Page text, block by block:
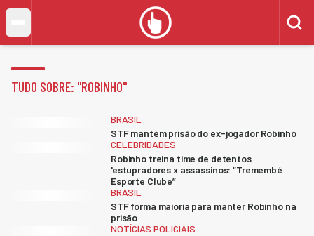
TUDO SOBRE: "ROBINHO"
BRASIL
STF mantém prisão do ex-jogador Robinho
CELEBRIDADES
Robinho treina time de detentos
'estupradores x assassinos: “Tremembé
Esporte Clube”
BRASIL
STF forma maioria para manter Robinho na
prisão
NOTÍCIAS POLICIAIS